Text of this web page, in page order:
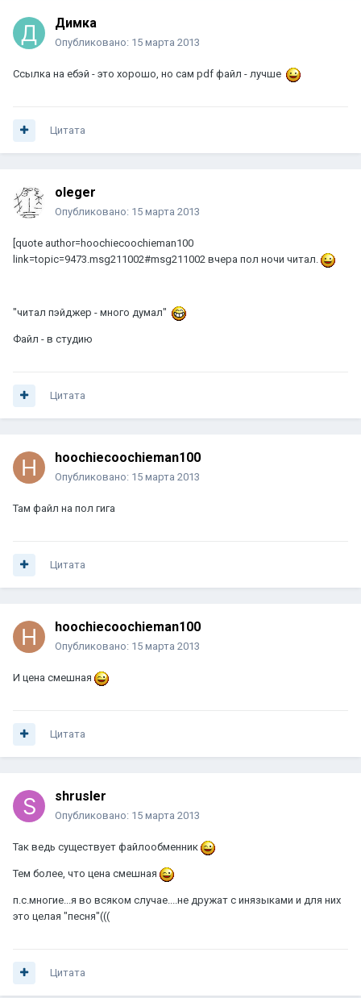
Димка
Опубликовано: 15 марта 2013
Ссылка на ебэй - это хорошо, но сам pdf файл - лучше
Цитата
oleger
Опубликовано: 15 марта 2013
[quote author=hoochiecoochieman100
link=topic=9473.msg211002#msg211002 вчера пол ночи читал.
"читал пэйджер - много думал"
Файл - в студию
Цитата
hoochiecoochieman100
Опубликовано: 15 марта 2013
Там файл на пол гига
Цитата
hoochiecoochieman100
Опубликовано: 15 марта 2013
И цена смешная
Цитата
shrusler
Опубликовано: 15 марта 2013
Так ведь существует файлообменник
Тем более, что цена смешная
п.с.многие...я во всяком случае....не дружат с инязыками и для них
это целая "песня"(((
Цитата